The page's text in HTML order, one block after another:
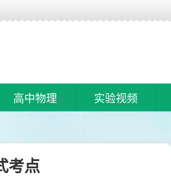
高中物理 实验视频
考点